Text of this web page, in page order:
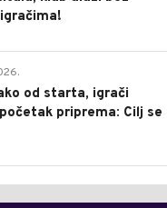
od starta, igrači
priprema: Cilj se